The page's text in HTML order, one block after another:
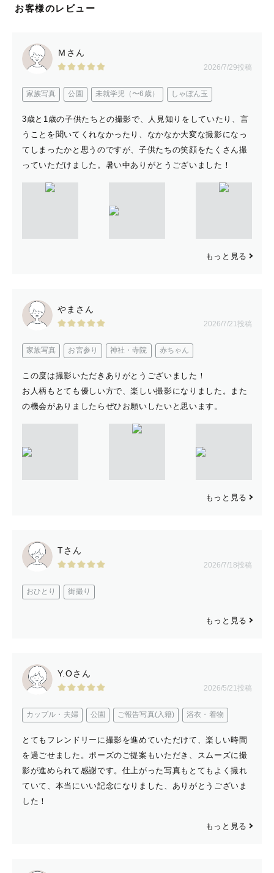
お客様のレビュー
Ｍさん
2026/7/29投稿
家族写真 公園 未就学児（〜6歳） しゃぼん玉
3歳と1歳の子供たちとの撮影で、人見知りをしていたり、言
うことを聞いてくれなかったり、なかなか大変な撮影になっ
てしまったかと思うのですが、子供たちの笑顔をたくさん撮
っていただけました。暑い中ありがとうございました！
もっと見る
やまさん
2026/7/21投稿
家族写真 お宮参り 神社・寺院 赤ちゃん
この度は撮影いただきありがとうございました！
お人柄もとても優しい方で、楽しい撮影になりました。また
の機会がありましたらぜひお願いしたいと思います。
もっと見る
Tさん
2026/7/18投稿
おひとり 街撮り
もっと見る
Y.Oさん
2026/5/21投稿
カップル・夫婦 公園 ご報告写真(入籍) 浴衣・着物
とてもフレンドリーに撮影を進めていただけて、楽しい時間
を過ごせました。ポーズのご提案もいただき、スムーズに撮
影が進められて感謝です。仕上がった写真もとてもよく撮れ
ていて、本当にいい記念になりました、ありがとうございま
した！
もっと見る